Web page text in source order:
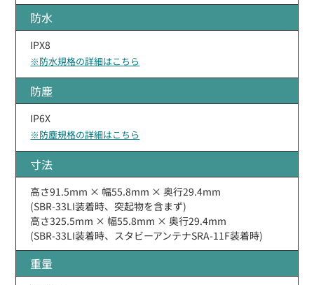
防水
IPX8
※防水規格の詳細はこちら
防塵
IP6X
※防塵規格の詳細はこちら
寸法
高さ91.5mm × 幅55.8mm × 奥行29.4mm
(SBR-33LI装着時、突起物を含まず)
高さ325.5mm × 幅55.8mm × 奥行29.4mm
(SBR-33LI装着時、スタビーアンテナSRA-11F装着時)
重量